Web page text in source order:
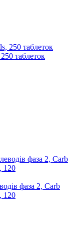
таблеток
фаза 2, Carb
120